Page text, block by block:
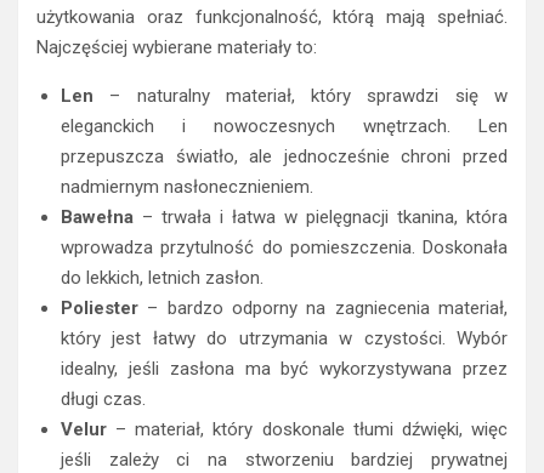
użytkowania oraz funkcjonalność, którą mają spełniać.
Najczęściej wybierane materiały to:
Len – naturalny materiał, który sprawdzi się w
eleganckich i nowoczesnych wnętrzach. Len
przepuszcza światło, ale jednocześnie chroni przed
nadmiernym nasłonecznieniem.
Bawełna – trwała i łatwa w pielęgnacji tkanina, która
wprowadza przytulność do pomieszczenia. Doskonała
do lekkich, letnich zasłon.
Poliester – bardzo odporny na zagniecenia materiał,
który jest łatwy do utrzymania w czystości. Wybór
idealny, jeśli zasłona ma być wykorzystywana przez
długi czas.
Velur – materiał, który doskonale tłumi dźwięki, więc
jeśli zależy ci na stworzeniu bardziej prywatnej